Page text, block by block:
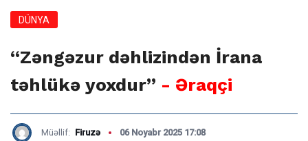
DÜNYA
“Zəngəzur dəhlizindən İrana
təhlükə yoxdur” - Əraqçi
Müəllif: Firuzə 06 Noyabr 2025 17:08